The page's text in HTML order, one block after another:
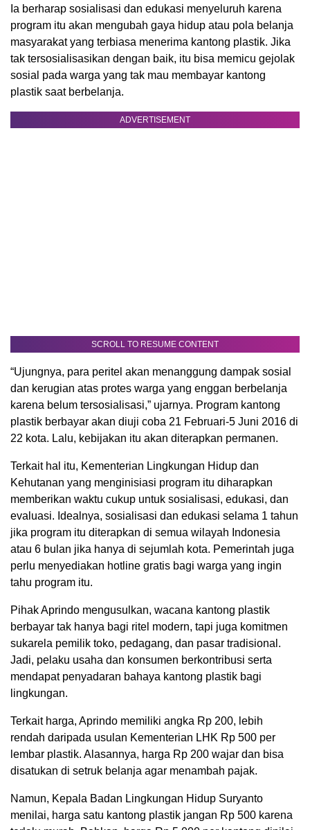
Ia berharap sosialisasi dan edukasi menyeluruh karena
program itu akan mengubah gaya hidup atau pola belanja
masyarakat yang terbiasa menerima kantong plastik. Jika
tak tersosialisasikan dengan baik, itu bisa memicu gejolak
sosial pada warga yang tak mau membayar kantong
plastik saat berbelanja.
ADVERTISEMENT
SCROLL TO RESUME CONTENT
“Ujungnya, para peritel akan menanggung dampak sosial
dan kerugian atas protes warga yang enggan berbelanja
karena belum tersosialisasi,” ujarnya. Program kantong
plastik berbayar akan diuji coba 21 Februari-5 Juni 2016 di
22 kota. Lalu, kebijakan itu akan diterapkan permanen.
Terkait hal itu, Kementerian Lingkungan Hidup dan
Kehutanan yang menginisiasi program itu diharapkan
memberikan waktu cukup untuk sosialisasi, edukasi, dan
evaluasi. Idealnya, sosialisasi dan edukasi selama 1 tahun
jika program itu diterapkan di semua wilayah Indonesia
atau 6 bulan jika hanya di sejumlah kota. Pemerintah juga
perlu menyediakan hotline gratis bagi warga yang ingin
tahu program itu.
Pihak Aprindo mengusulkan, wacana kantong plastik
berbayar tak hanya bagi ritel modern, tapi juga komitmen
sukarela pemilik toko, pedagang, dan pasar tradisional.
Jadi, pelaku usaha dan konsumen berkontribusi serta
mendapat penyadaran bahaya kantong plastik bagi
lingkungan.
Terkait harga, Aprindo memiliki angka Rp 200, lebih
rendah daripada usulan Kementerian LHK Rp 500 per
lembar plastik. Alasannya, harga Rp 200 wajar dan bisa
disatukan di setruk belanja agar menambah pajak.
Namun, Kepala Badan Lingkungan Hidup Suryanto
menilai, harga satu kantong plastik jangan Rp 500 karena